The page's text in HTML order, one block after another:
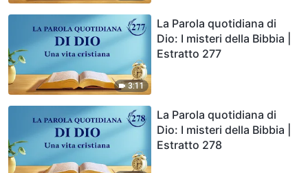
3:11
La Parola quotidiana di
Dio: I misteri della Bibbia |
Estratto 277
La Parola quotidiana di
Dio: I misteri della Bibbia |
Estratto 278